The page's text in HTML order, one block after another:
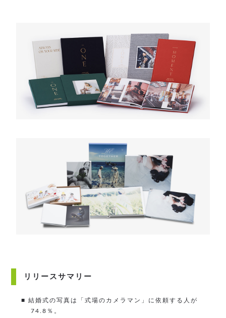
リリースサマリー
■ 結婚式の写真は「式場のカメラマン」に依頼する人が
74.8％。